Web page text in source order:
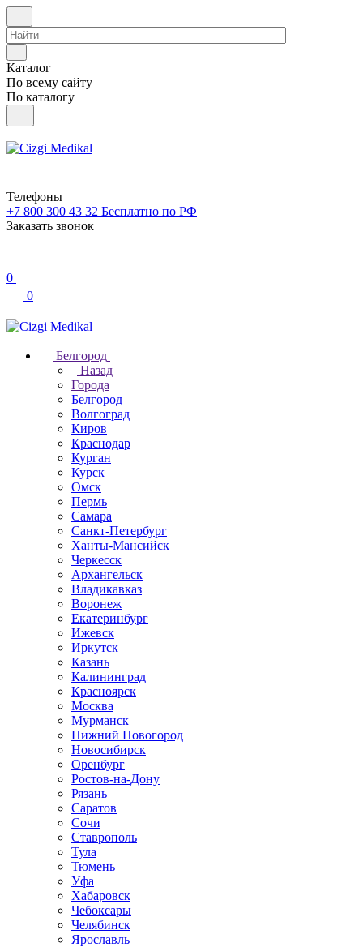
Каталог
По всему сайту
По каталогу
Телефоны
+7 800 300 43 32 Бесплатно по РФ
Заказать звонок
0
0
Белгород
Назад
Города
Белгород
Волгоград
Киров
Краснодар
Курган
Курск
Омск
Пермь
Самара
Санкт-Петербург
Ханты-Мансийск
Черкесск
Архангельск
Владикавказ
Воронеж
Екатеринбург
Ижевск
Иркутск
Казань
Калининград
Красноярск
Москва
Мурманск
Нижний Новогород
Новосибирск
Оренбург
Ростов-на-Дону
Рязань
Саратов
Сочи
Ставрополь
Тула
Тюмень
Уфа
Хабаровск
Чебоксары
Челябинск
Ярославль